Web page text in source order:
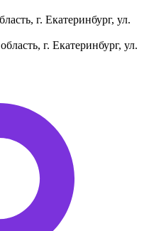
г. Екатеринбург, ул.
г. Екатеринбург, ул.